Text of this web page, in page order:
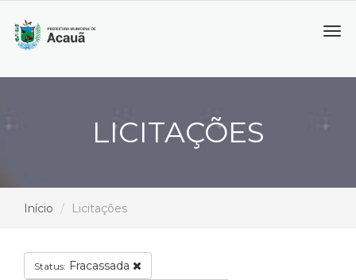
LICITAÇÕES
Início Licitações
Status: Fracassada